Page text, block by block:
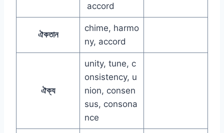
accord
ঐকতান
chime, harmo
ny, accord
ঐক্য
unity, tune, c
onsistency, u
nion, consen
sus, consona
nce